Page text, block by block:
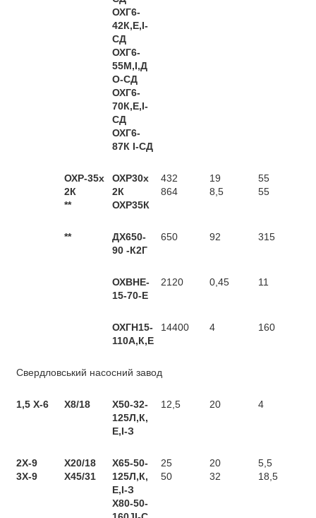
ОХГ6-
42К,Е,І-
СД
ОХГ6-
55М,І,Д
О-СД
ОХГ6-
70К,Е,І-
СД
ОХГ6-
87К І-СД
ОХР-35х
2К
**
ОХР30х
2К
ОХР35К
432
864
19
8,5
55
55
**
ДХ650-
90 -К2Г
650 92 315
ОХВНЕ-
15-70-E
2120 0,45 11
ОХГН15-
110А,К,Е
14400 4 160
Свердловський насосний завод
1,5 X-6 X8/18
Х50-32-
125Л,К,
Е,І-З
12,5 20 4
2X-9
3Х-9
X20/18
X45/31
Х65-50-
125Л,К,
Е,І-З
X80-50-
25
50
20
32
5,5
18,5